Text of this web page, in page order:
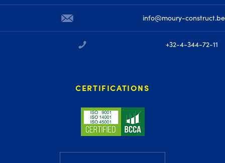
info@moury-construct.be
+32-4-344-72-11
CERTIFICATIONS